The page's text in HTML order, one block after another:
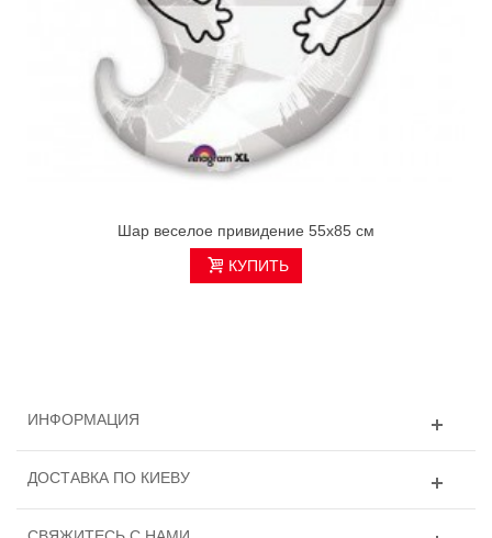
Шар веселое привидение 55х85 см
КУПИТЬ
ИНФОРМАЦИЯ
ДОСТАВКА ПО КИЕВУ